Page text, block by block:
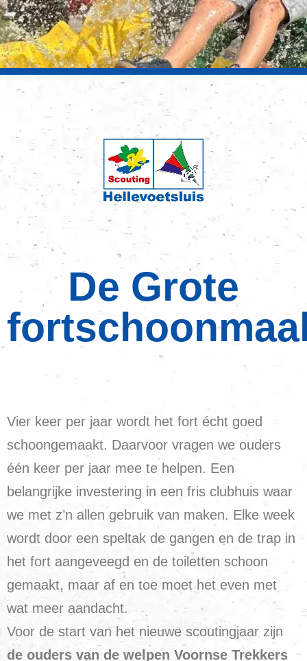
De Grote
Vier keer per jaar wordt het fort écht goed
schoongemaakt. Daarvoor vragen we ouders
één keer per jaar mee te helpen. Een
belangrijke investering in een fris clubhuis waar
we met z’n allen gebruik van maken. Elke week
wordt door een speltak de gangen en de trap in
het fort aangeveegd en de toiletten schoon
gemaakt, maar af en toe moet het even met
wat meer aandacht.
Voor de start van het nieuwe scoutingjaar zijn
de ouders van de welpen Voornse Trekkers